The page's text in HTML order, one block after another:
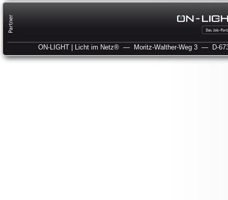
ON-LIGHT | Licht im Netz® — Moritz-Walther-Weg 3 — D-